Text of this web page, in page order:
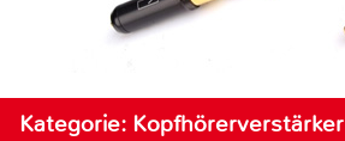
Kategorie: Kopfhörerverstärker